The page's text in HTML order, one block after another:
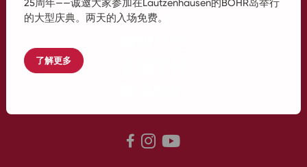
旅行
  
25周年——诚邀大家参加在Lautzenhausen的BOHR岛举行
的大型庆典。两天的入场免费。
了解更多